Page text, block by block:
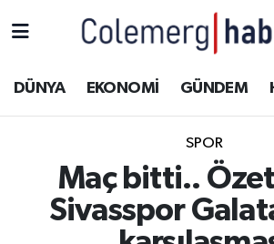
DÜNYA EKONOMİ GÜNDEM
SPOR
Maç bitti..
Sivasspor
ASAYİŞ
DOĞA
Hakkâri Hava Durumu
Hakkari Namaz Vakitleri
Hakkâri Trafik Yoğunluk